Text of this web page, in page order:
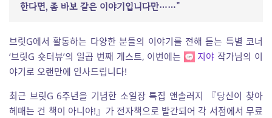
한다면, 좀 바보 같은 이야기입니다만……”
브릿G에서 활동하는 다양한 분들의 이야기를 전해 듣는 특별 코너
‘브릿G 숏터뷰’의 일곱 번째 게스트, 이번에는
지야 작가님의 이
야기로 오랜만에 인사드립니다!
최근 브릿G 6주년을 기념한 소일장 특집 앤솔러지 『당신이 찾아
헤매는 건 책이 아니야!』가 전자책으로 발간되어 각 서점에서 무료